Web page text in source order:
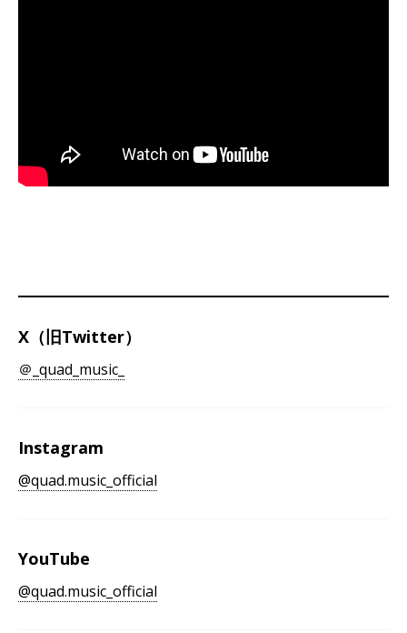
X（旧Twitter）
＠_quad_music_
Instagram
@quad.music_official
YouTube
@quad.music_official